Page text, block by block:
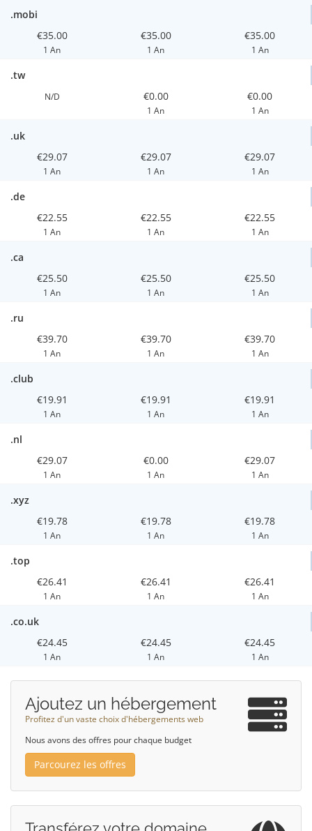
.mobi
€35.00
1 An
€35.00
1 An
€35.00
1 An
.tw
N/D €0.00
1 An
€0.00
1 An
.uk
€29.07
1 An
€29.07
1 An
€29.07
1 An
.de
€22.55
1 An
€22.55
1 An
€22.55
1 An
.ca
€25.50
1 An
€25.50
1 An
€25.50
1 An
.ru
€39.70
1 An
€39.70
1 An
€39.70
1 An
.club
€19.91
1 An
€19.91
1 An
€19.91
1 An
.nl
€29.07
1 An
€0.00
1 An
€29.07
1 An
.xyz
€19.78
1 An
€19.78
1 An
€19.78
1 An
.top
€26.41
1 An
€26.41
1 An
€26.41
1 An
.co.uk
€24.45
1 An
€24.45
1 An
€24.45
1 An
Ajoutez un hébergement
Profitez d'un vaste choix d'hébergements web
Nous avons des offres pour chaque budget
Parcourez les offres